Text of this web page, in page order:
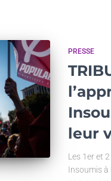
PRESSE
leur
Les 1er et
Insoumis à